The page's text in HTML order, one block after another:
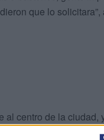
que lo
centro de la ciudad,
de los vecinos.